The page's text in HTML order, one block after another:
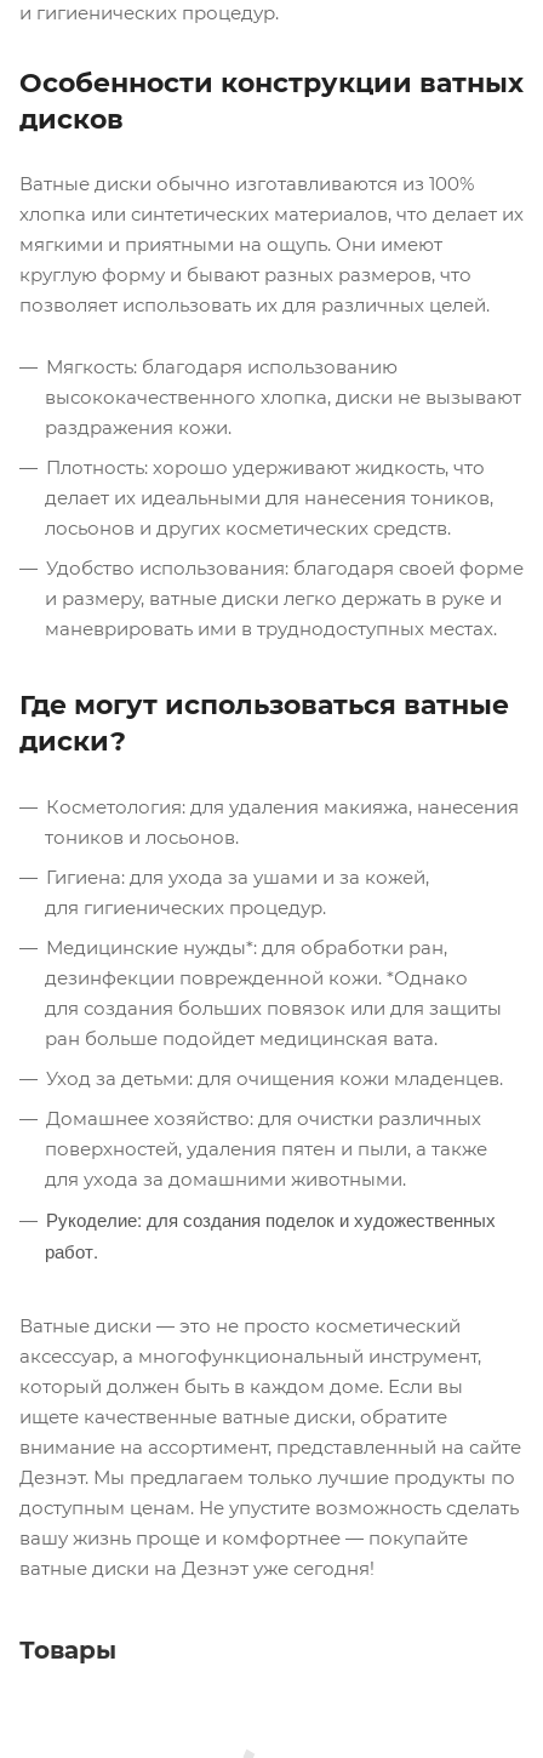
и гигиенических процедур.
Особенности конструкции ватных
дисков
Ватные диски обычно изготавливаются из 100%
хлопка или синтетических материалов, что делает их
мягкими и приятными на ощупь. Они имеют
круглую форму и бывают разных размеров, что
позволяет использовать их для различных целей.
Мягкость: благодаря использованию
высококачественного хлопка, диски не вызывают
раздражения кожи.
Плотность: хорошо удерживают жидкость, что
делает их идеальными для нанесения тоников,
лосьонов и других косметических средств.
Удобство использования: благодаря своей форме
и размеру, ватные диски легко держать в руке и
маневрировать ими в труднодоступных местах.
Где могут использоваться ватные
диски?
Косметология: для удаления макияжа, нанесения
тоников и лосьонов.
Гигиена: для ухода за ушами и за кожей,
для гигиенических процедур.
Медицинские нужды*: для обработки ран,
дезинфекции поврежденной кожи. *Однако
для создания больших повязок или для защиты
ран больше подойдет медицинская вата.
Уход за детьми: для очищения кожи младенцев.
Домашнее хозяйство: для очистки различных
поверхностей, удаления пятен и пыли, а также
для ухода за домашними животными.
Рукоделие: для создания поделок и художественных
работ.
Ватные диски — это не просто косметический
аксессуар, а многофункциональный инструмент,
который должен быть в каждом доме. Если вы
ищете качественные ватные диски, обратите
внимание на ассортимент, представленный на сайте
Дезнэт. Мы предлагаем только лучшие продукты по
доступным ценам. Не упустите возможность сделать
вашу жизнь проще и комфортнее — покупайте
ватные диски на Дезнэт уже сегодня!
Товары